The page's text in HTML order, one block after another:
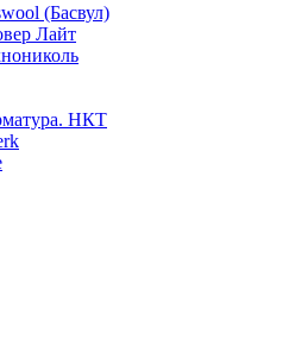
(Басвул)
Лайт
НКТ